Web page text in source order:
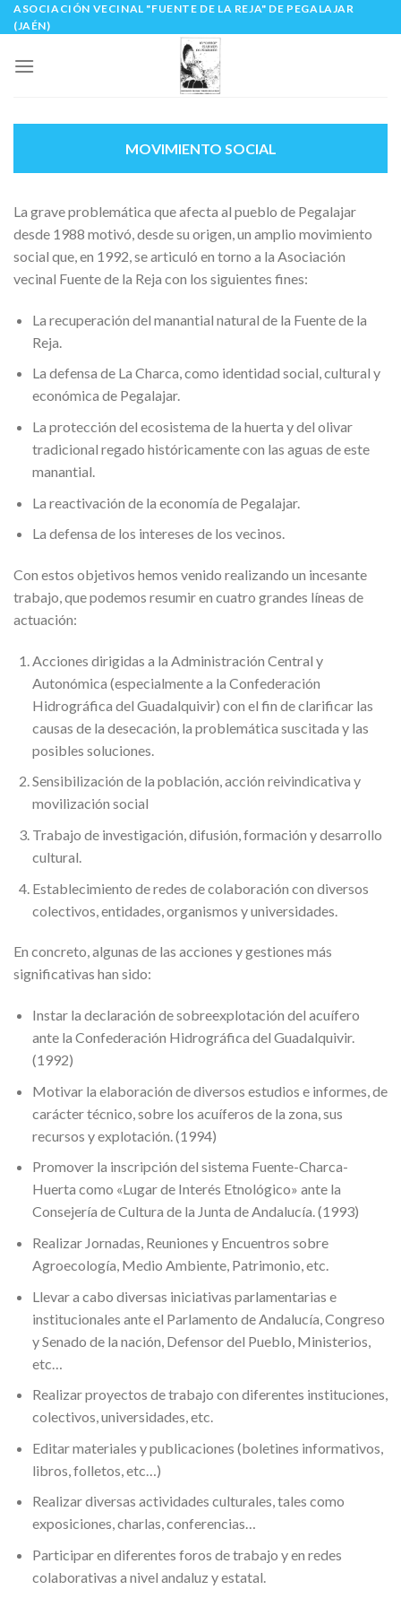
Skip
to
content
ASOCIACIÓN VECINAL "FUENTE DE LA REJA" DE PEGALAJAR
(JAÉN)
MOVIMIENTO SOCIAL
La grave problemática que afecta al pueblo de Pegalajar
desde 1988 motivó, desde su origen, un amplio movimiento
social que, en 1992, se articuló en torno a la Asociación
vecinal Fuente de la Reja con los siguientes fines:
La recuperación del manantial natural de la Fuente de la
Reja.
La defensa de La Charca, como identidad social, cultural y
económica de Pegalajar.
La protección del ecosistema de la huerta y del olivar
tradicional regado históricamente con las aguas de este
manantial.
La reactivación de la economía de Pegalajar.
La defensa de los intereses de los vecinos.
Con estos objetivos hemos venido realizando un incesante
trabajo, que podemos resumir en cuatro grandes líneas de
actuación:
Acciones dirigidas a la Administración Central y
Autonómica (especialmente a la Confederación
Hidrográfica del Guadalquivir) con el fin de clarificar las
causas de la desecación, la problemática suscitada y las
posibles soluciones.
Sensibilización de la población, acción reivindicativa y
movilización social
Trabajo de investigación, difusión, formación y desarrollo
cultural.
Establecimiento de redes de colaboración con diversos
colectivos, entidades, organismos y universidades.
En concreto, algunas de las acciones y gestiones más
significativas han sido:
Instar la declaración de sobreexplotación del acuífero
ante la Confederación Hidrográfica del Guadalquivir.
(1992)
Motivar la elaboración de diversos estudios e informes, de
carácter técnico, sobre los acuíferos de la zona, sus
recursos y explotación. (1994)
Promover la inscripción del sistema Fuente-Charca-
Huerta como «Lugar de Interés Etnológico» ante la
Consejería de Cultura de la Junta de Andalucía. (1993)
Realizar Jornadas, Reuniones y Encuentros sobre
Agroecología, Medio Ambiente, Patrimonio, etc.
Llevar a cabo diversas iniciativas parlamentarias e
institucionales ante el Parlamento de Andalucía, Congreso
y Senado de la nación, Defensor del Pueblo, Ministerios,
etc…
Realizar proyectos de trabajo con diferentes instituciones,
colectivos, universidades, etc.
Editar materiales y publicaciones (boletines informativos,
libros, folletos, etc…)
Realizar diversas actividades culturales, tales como
exposiciones, charlas, conferencias…
Participar en diferentes foros de trabajo y en redes
colaborativas a nivel andaluz y estatal.